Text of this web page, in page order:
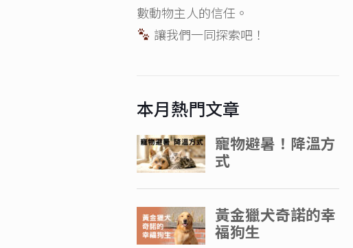
數動物主人的信任。
讓我們一同探索吧！
本月熱門文章